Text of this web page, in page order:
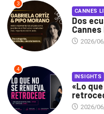
3
CANNES
Dos
2026/
4
INSIGHTS
«Lo
2026/